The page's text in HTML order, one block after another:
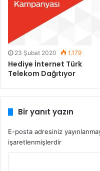
23 Şubat 2020 1.179
Hediye İnternet Türk
Telekom Dağıtıyor
Bir yanıt yazın
E-posta adresiniz
işaretlenmişlerdir